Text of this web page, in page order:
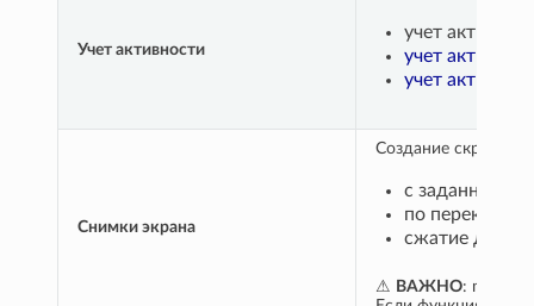
Учет активности
учет
учет
учет
Снимки экрана
Создание
с заданным
по
сжатие для
⚠ ВАЖНО: macOS